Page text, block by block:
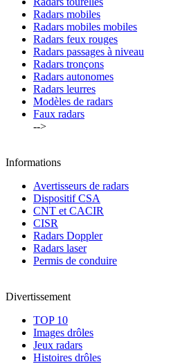
Radars mobiles
Radars mobiles mobiles
Radars feux rouges
Radars passages à niveau
Radars tronçons
Radars autonomes
Radars leurres
Modèles de radars
Faux radars
-->
Informations
Avertisseurs de radars
Dispositif CSA
CNT et CACIR
CISR
Radars Doppler
Radars laser
Permis de conduire
Divertissement
TOP 10
Images drôles
Jeux radars
Histoires drôles